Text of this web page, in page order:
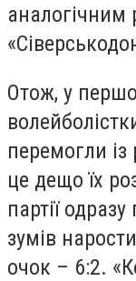
аналогічним
Отож, у
перемогли
це дещо їх
партії
зумів
очок – 6:2.